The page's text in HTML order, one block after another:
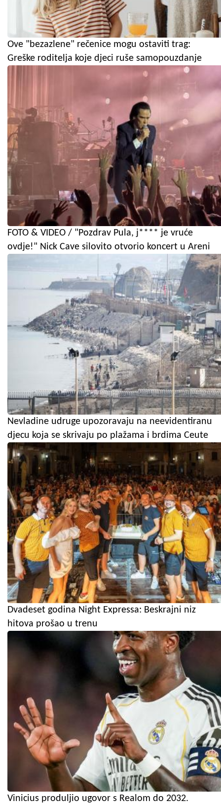
Ove "bezazlene" rečenice mogu ostaviti trag:
Greške roditelja koje djeci ruše samopouzdanje
FOTO & VIDEO / "Pozdrav Pula, j**** je vruće
ovdje!" Nick Cave silovito otvorio koncert u Areni
Nevladine udruge upozoravaju na neevidentiranu
djecu koja se skrivaju po plažama i brdima Ceute
Dvadeset godina Night Expressa: Beskrajni niz
hitova prošao u trenu
Vinicius produljio ugovor s Realom do 2032.